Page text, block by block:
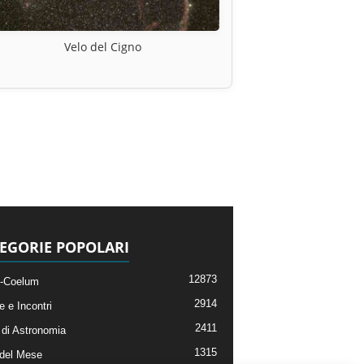
Velo del Cigno
POPOLARI
Coelum 12873
e Incontri 2914
Astronomia 2411
Mese 1315